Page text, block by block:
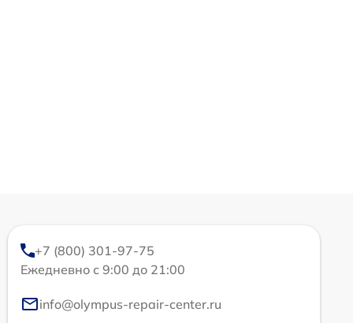
+7 (800) 301-97-75
Ежедневно с 9:00 до 21:00
info@olympus-repair-center.ru